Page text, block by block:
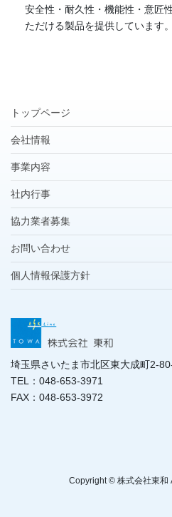
安全性・耐久性・機能性・意匠
ただける製品を提供しています。
トップページ
会社情報
事業内容
社内行事
協力業者募集
お問い合わせ
個人情報保護方針
埼玉県さいたま市北区東大成町2-
TEL：048-653-3971
FAX：048-653-3972
Copyright © 株式会社東和